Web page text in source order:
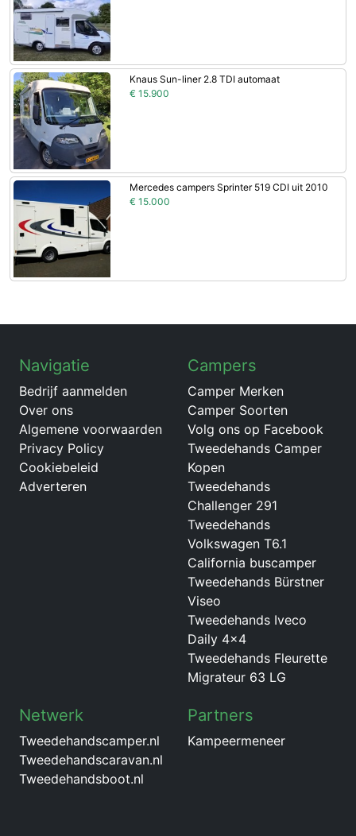
Knaus Sun-liner 2.8 TDI automaat
€ 15.900
Mercedes campers Sprinter 519 CDI uit 2010
€ 15.000
Navigatie
Bedrijf aanmelden
Over ons
Algemene voorwaarden
Privacy Policy
Cookiebeleid
Adverteren
Campers
Camper Merken
Camper Soorten
Volg ons op Facebook
Tweedehands Camper
Kopen
Tweedehands
Challenger 291
Tweedehands
Volkswagen T6.1
California buscamper
Tweedehands Bürstner
Viseo
Tweedehands Iveco
Daily 4x4
Tweedehands Fleurette
Migrateur 63 LG
Netwerk
Tweedehandscamper.nl
Tweedehandscaravan.nl
Tweedehandsboot.nl
Partners
Kampeermeneer